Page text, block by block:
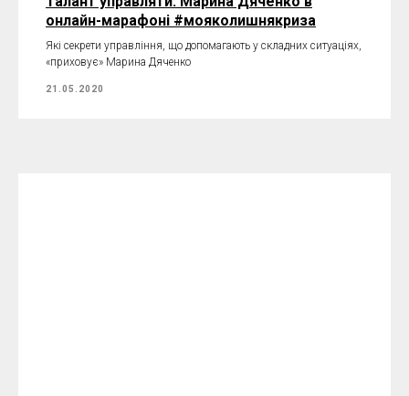
онлайн-марафоні #мояколишнякриза
Які секрети управління, що допомагають у складних ситуаціях,
«приховує» Марина Дяченко
21.05.2020